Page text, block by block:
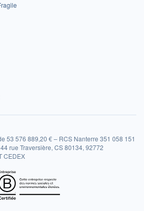
53 576 889,20 € – RCS Nanterre 351 058 151
rue Traversière, CS 80134, 92772
CEDEX